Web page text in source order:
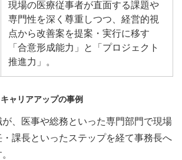
現場の医療従事者が直面する課題や
専門性を深く尊重しつつ、経営的視
点から改善案を提案・実行に移す
「合意形成能力」と「プロジェクト
推進力」。
ャリアアップの事例
、医事や総務といった専門部門で現場
課長といったステップを経て事務長へ